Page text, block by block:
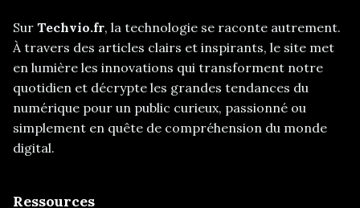
Sur Techvio.fr, la technologie se raconte autrement.
À travers des articles clairs et inspirants, le site met
en lumière les innovations qui transforment notre
quotidien et décrypte les grandes tendances du
numérique pour un public curieux, passionné ou
simplement en quête de compréhension du monde
digital.
Ressources